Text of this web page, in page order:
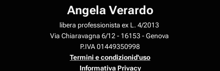
Angela Verardo
libera professionista ex L. 4/2013
Via Chiaravagna 6/12 - 16153 - Genova
P.IVA 01449350998
Termini e condizionid'uso
Informativa Privacy